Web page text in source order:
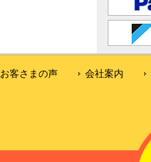
お客さまの声 会社案内